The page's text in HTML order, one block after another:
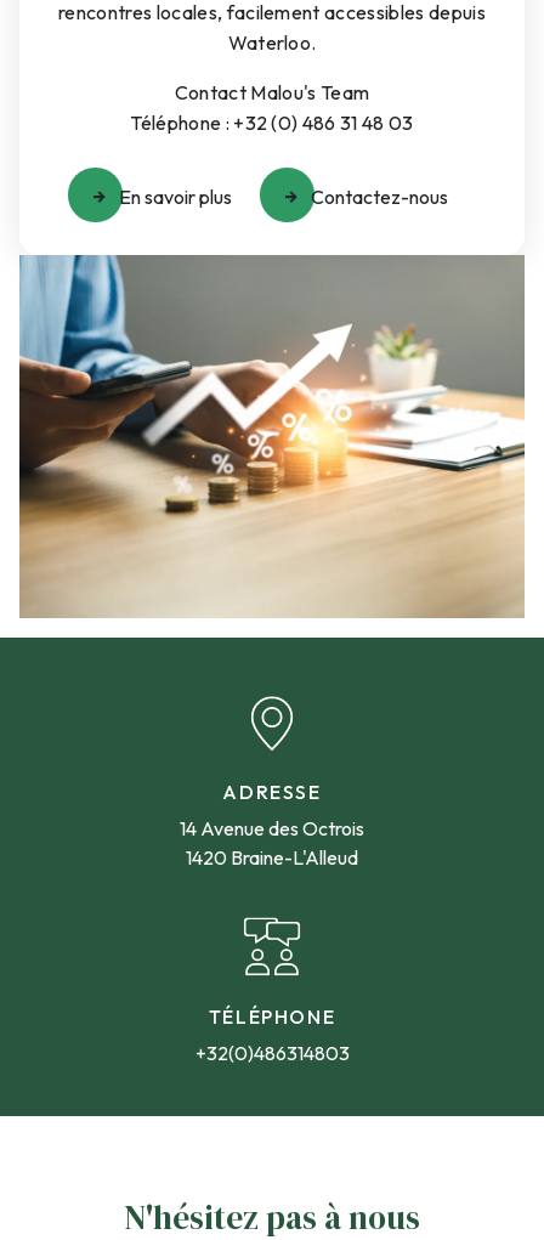
rencontres locales, facilement accessibles depuis
Waterloo.
Contact Malou's Team
Téléphone : +32 (0) 486 31 48 03
En savoir plus Contactez-nous
ADRESSE
14 Avenue des Octrois
1420 Braine-L'Alleud
TÉLÉPHONE
+32(0)486314803
N'hésitez pas à nous